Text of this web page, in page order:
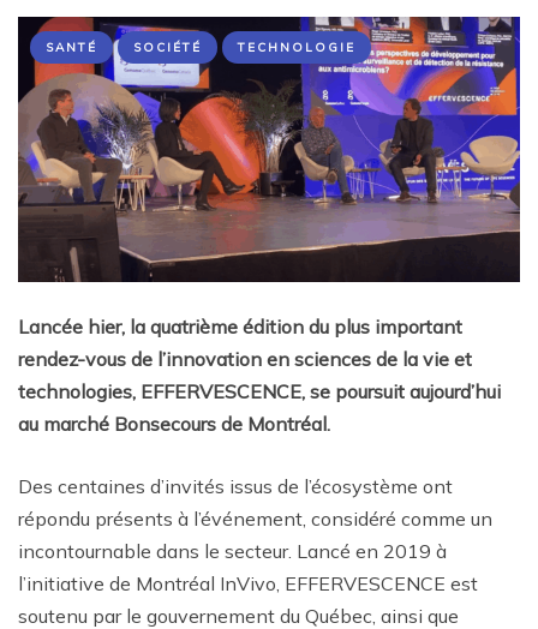
SANTÉ SOCIÉTÉ TECHNOLOGIE
Lancée hier, la quatrième édition du plus important
rendez-vous de l’innovation en sciences de la vie et
technologies, EFFERVESCENCE, se poursuit aujourd’hui
au marché Bonsecours de Montréal.
Des centaines d’invités issus de l’écosystème ont
répondu présents à l’événement, considéré comme un
incontournable dans le secteur. Lancé en 2019 à
l’initiative de Montréal InVivo, EFFERVESCENCE est
soutenu par le gouvernement du Québec, ainsi que